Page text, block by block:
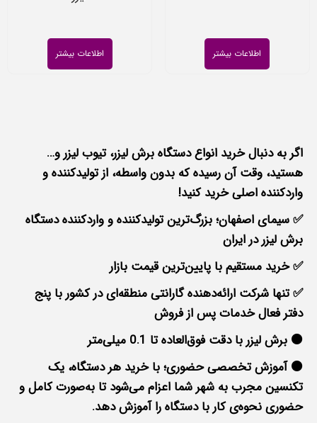
اطلاعات بیشتر اطلاعات بیشتر
اگر به دنبال خرید انواع دستگاه برش لیزر، تیوب لیزر و…
هستید، وقت آن رسیده که بدون واسطه، از تولیدکننده و
واردکننده اصلی خرید کنید!
✅ سیمای اصفهان؛ بزرگ‌ترین تولیدکننده و واردکننده دستگاه
برش لیزر در ایران
✅ خرید مستقیم با پایین‌ترین قیمت بازار
✅ تنها شرکت ارائه‌دهنده گارانتی منطقه‌ای در کشور با پنج
دفتر فعال خدمات پس از فروش
🟠 برش لیزر با دقت فوق‌العاده تا 0.1 میلی‌متر
🟠 آموزش تخصصی حضوری؛ با خرید هر دستگاه، یک
تکنسین مجرب به شهر شما اعزام می‌شود تا به‌صورت کامل و
حضوری نحوه‌ی کار با دستگاه را آموزش دهد.